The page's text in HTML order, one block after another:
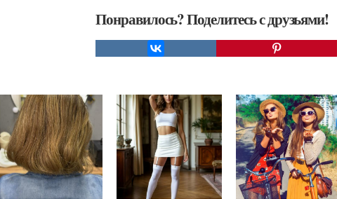
Понравилось? Поделитесь с друзьями!